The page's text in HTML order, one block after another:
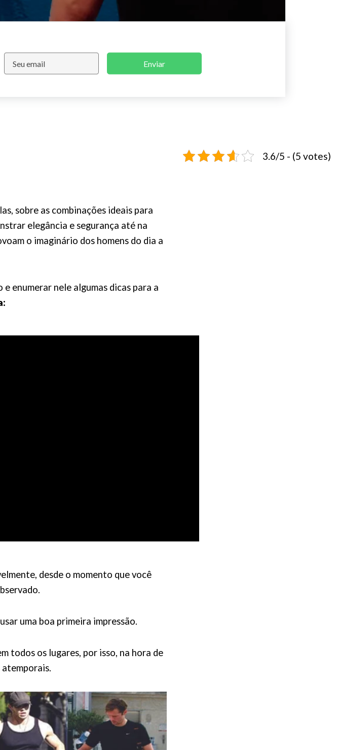
Enviar
3.6/5 - (5 votes)
sobre as combinações ideais para
elegância e segurança até na
o imaginário dos homens do dia a
enumerar nele algumas dicas para a
desde o momento que você
uma boa primeira impressão.
todos os lugares, por isso, na hora de
atemporais.